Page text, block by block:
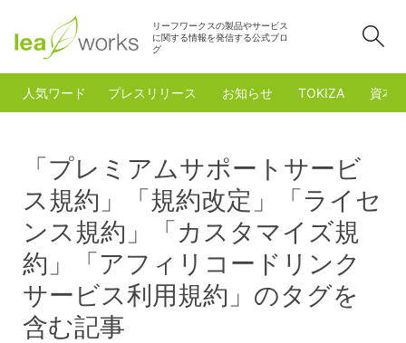
リーフワークスの製品やサービス
に関する情報を発信する公式ブロ
グ
人気ワード プレスリリース お知らせ TOKIZA 資本
「プレミアムサポートサービ
ス規約」「規約改定」「ライセ
ンス規約」「カスタマイズ規
約」「アフィリコードリンク
サービス利用規約」のタグを
含む記事